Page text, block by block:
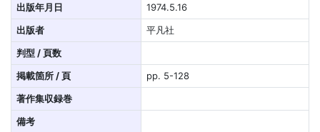
出版年月日
1974.5.16
出版者
平凡社
判型 / 頁数
掲載箇所 / 頁
pp. 5-128
著作集収録巻
備考